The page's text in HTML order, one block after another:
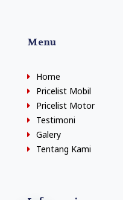
Menu
Home
Pricelist Mobil
Pricelist Motor
Testimoni
Galery
Tentang Kami